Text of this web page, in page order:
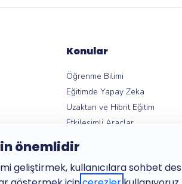
önemlidir
geliştirmek, kullanıcılara sohbet
Konular
Öğrenme Bilimi
Eğitimde Yapay Zeka
Uzaktan ve Hibrit Eğitim
Etkileşimli Araçlar
Kahoot alternatifleri
Mentimeter alternatifleri